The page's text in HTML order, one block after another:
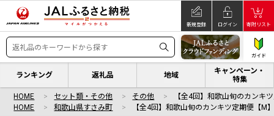
新規登録 ログイン 寄附リスト
ガイド
ランキング 返礼品 地域
キャンペーン・
特集
HOME セット類・その他 その他
【全4回】和歌山旬のカンキ
HOME
和歌山県すさみ町 【全4回】和歌山旬のカンキツ定期便【M